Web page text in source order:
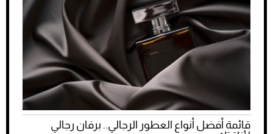
قائمة أفضل أنواع العطور الرجالي.. برفان رجالي